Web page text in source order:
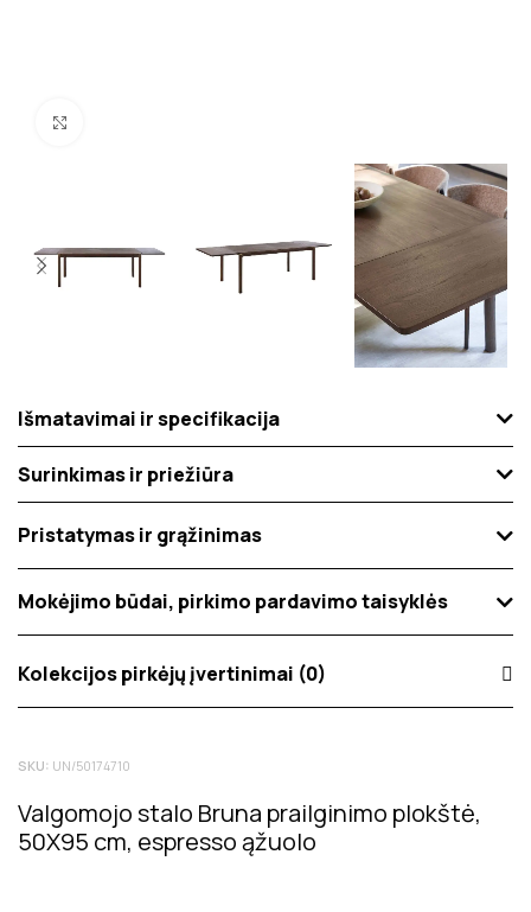
Išmatavimai ir specifikacija
Surinkimas ir priežiūra
Pristatymas ir grąžinimas
Mokėjimo būdai, pirkimo pardavimo taisyklės
Kolekcijos pirkėjų įvertinimai (0)
produktą, gali palikti atsiliepimą. Bendras produktų
įvertinimas rodo bendrą vidutinį klientų įvertinimą.
Atsiliepimai prieš juos paskelbiant yra patikrinami dėl jų
tinkamumo ir aktualumo produkto vertinimui.
SKU: UN/50174710
Valgomojo stalo Bruna prailginimo plokštė,
50X95 cm, espresso ąžuolo